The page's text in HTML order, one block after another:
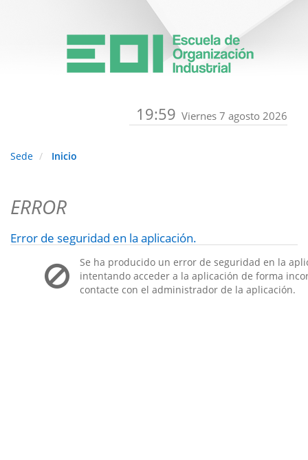
19:59 Viernes 7 agosto 2026
Sede Inicio
ERROR
Error de seguridad en la aplicación.
Se ha producido un error de seguridad en la
intentando acceder a la aplicación de forma
contacte con el administrador de la aplicación.